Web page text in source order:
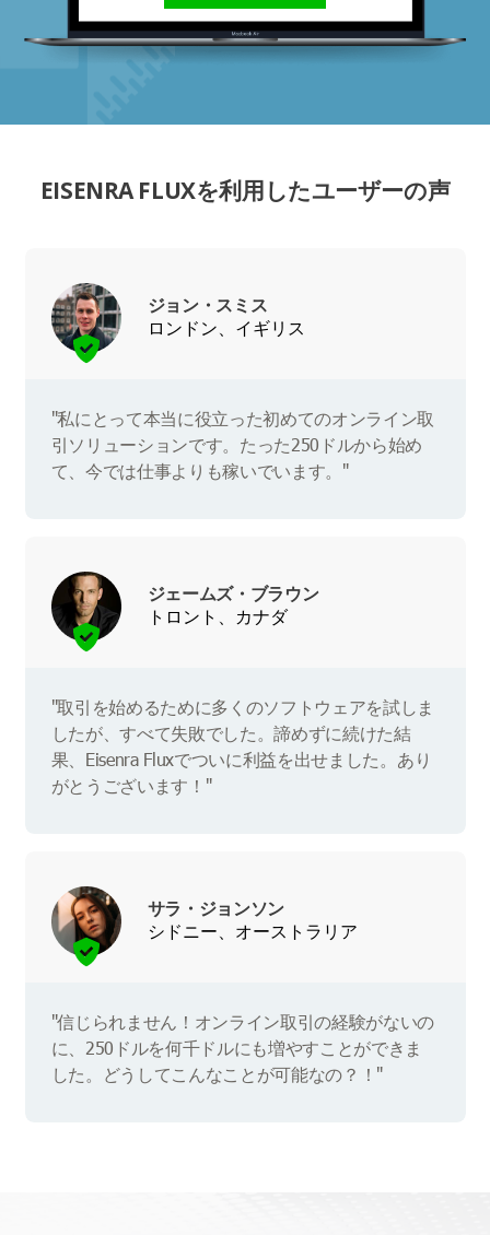
EISENRA FLUXを利用したユーザーの声
ジョン・スミス
ロンドン、イギリス
"私にとって本当に役立った初めてのオンライン取
引ソリューションです。たった250ドルから始め
て、今では仕事よりも稼いでいます。"
ジェームズ・ブラウン
トロント、カナダ
"取引を始めるために多くのソフトウェアを試しま
したが、すべて失敗でした。諦めずに続けた結
果、Eisenra Fluxでついに利益を出せました。あり
がとうございます！"
サラ・ジョンソン
シドニー、オーストラリア
"信じられません！オンライン取引の経験がないの
に、250ドルを何千ドルにも増やすことができま
した。どうしてこんなことが可能なの？！"